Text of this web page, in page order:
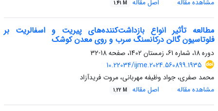
مشاهده مقاله
اصل مقاله 1.41 M
مطالعه تأثیر انواع بازداشت‌کننده‌های پیریت و اسفالریت بر
فلوتاسیون گالن درکانسنگ سرب و روی معدن کوشک
دوره 18، شماره 61، زمستان 1402، صفحه
18-32
10.22034/ijme.2024.560899.1935
محمد صفری، جواد وظیفه مهربانی، مروت فریدآزاد
مشاهده مقاله
اصل مقاله 1.22 M